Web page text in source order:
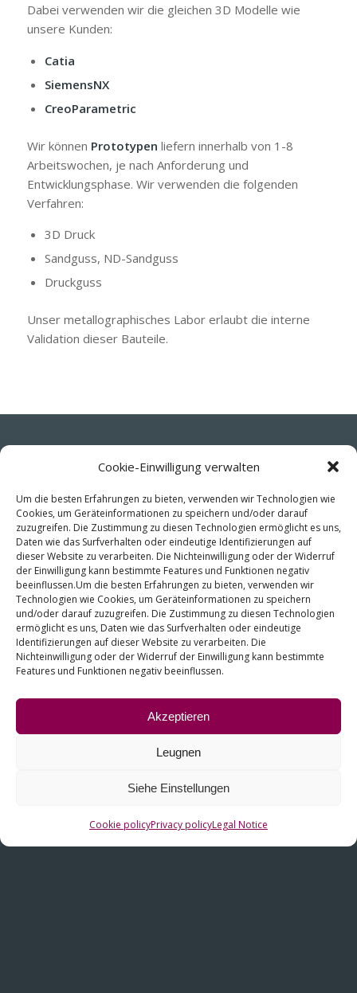
Cookie-Einwilligung verwalten
Um die besten Erfahrungen zu bieten, verwenden wir Technologien wie
Cookies, um Geräteinformationen zu speichern und/oder darauf
zuzugreifen. Die Zustimmung zu diesen Technologien ermöglicht es uns,
Daten wie das Surfverhalten oder eindeutige Identifizierungen auf
dieser Website zu verarbeiten. Die Nichteinwilligung oder der Widerruf
der Einwilligung kann bestimmte Features und Funktionen negativ
beeinflussen.Um die besten Erfahrungen zu bieten, verwenden wir
Technologien wie Cookies, um Geräteinformationen zu speichern
und/oder darauf zuzugreifen. Die Zustimmung zu diesen Technologien
ermöglicht es uns, Daten wie das Surfverhalten oder eindeutige
Identifizierungen auf dieser Website zu verarbeiten. Die
Nichteinwilligung oder der Widerruf der Einwilligung kann bestimmte
Features und Funktionen negativ beeinflussen.
Akzeptieren
Leugnen
Siehe Einstellungen
Cookie policyPrivacy policyLegal Notice
Dabei verwenden wir die gleichen 3D Modelle wie
unsere Kunden:
Catia
SiemensNX
CreoParametric
Wir können Prototypen liefern innerhalb von 1-8
Arbeitswochen, je nach Anforderung und
Entwicklungsphase. Wir verwenden die folgenden
Verfahren:
3D Druck
Sandguss, ND-Sandguss
Druckguss
Unser metallographisches Labor erlaubt die interne
Validation dieser Bauteile.
WO WIR SIND
C/ La Haya, nº 12 – Polígono Industrial Subillabide
E-01230 – Nanclares de la Oca (Alava) – SPAIN
(+34) 945-361802
(+34) 945-371314
info@fiasa.es